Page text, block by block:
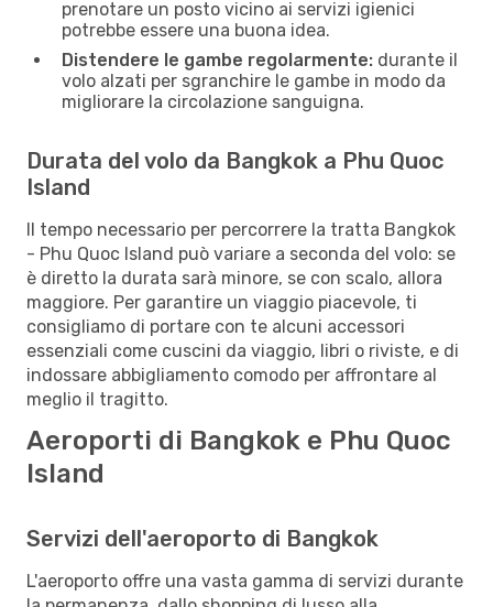
prenotare un posto vicino ai servizi igienici
potrebbe essere una buona idea.
Distendere le gambe regolarmente: durante il
volo alzati per sgranchire le gambe in modo da
migliorare la circolazione sanguigna.
Durata del volo da Bangkok a Phu Quoc
Island
Il tempo necessario per percorrere la tratta Bangkok
- Phu Quoc Island può variare a seconda del volo: se
è diretto la durata sarà minore, se con scalo, allora
maggiore. Per garantire un viaggio piacevole, ti
consigliamo di portare con te alcuni accessori
essenziali come cuscini da viaggio, libri o riviste, e di
indossare abbigliamento comodo per affrontare al
meglio il tragitto.
Aeroporti di Bangkok e Phu Quoc
Island
Servizi dell'aeroporto di Bangkok
L'aeroporto offre una vasta gamma di servizi durante